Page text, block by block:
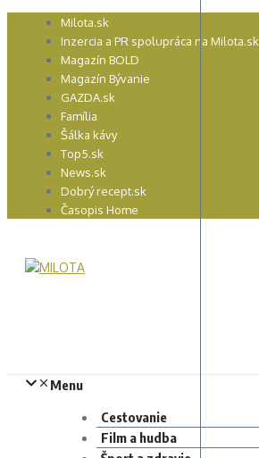
Preskočiť Milota.sk
Inzercia a PR spolupráca na Milota.sk
Magazín BOLD
Magazín Bývanie
GAZDA.sk
Família
Šálka kávy
Top5.sk
News.sk
Dobrý recept.sk
Časopis Home
Menu
Cestovanie
Film a hudba